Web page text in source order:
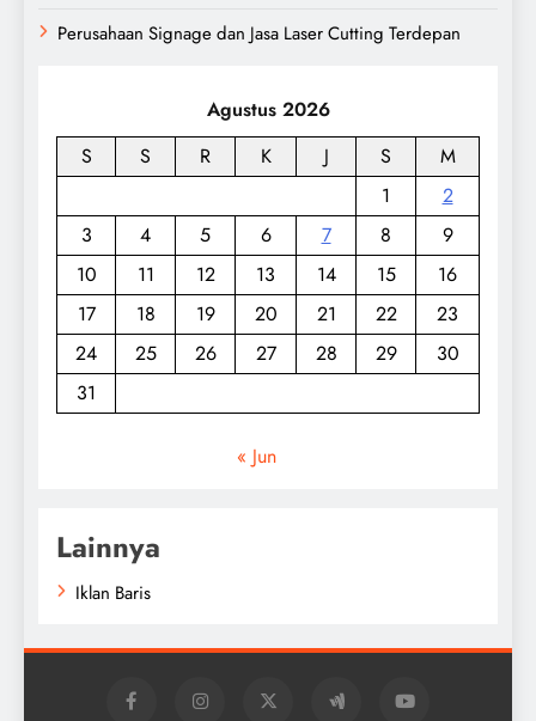
Perusahaan Signage dan Jasa Laser Cutting Terdepan
Agustus 2026
S
S R K J S
M
1
2
3
4 5 6 7 8
9
10
11 12 13 14 15
16
17
18 19 20 21 22
23
24
25 26 27 28 29
30
31
« Jun
Lainnya
Iklan Baris